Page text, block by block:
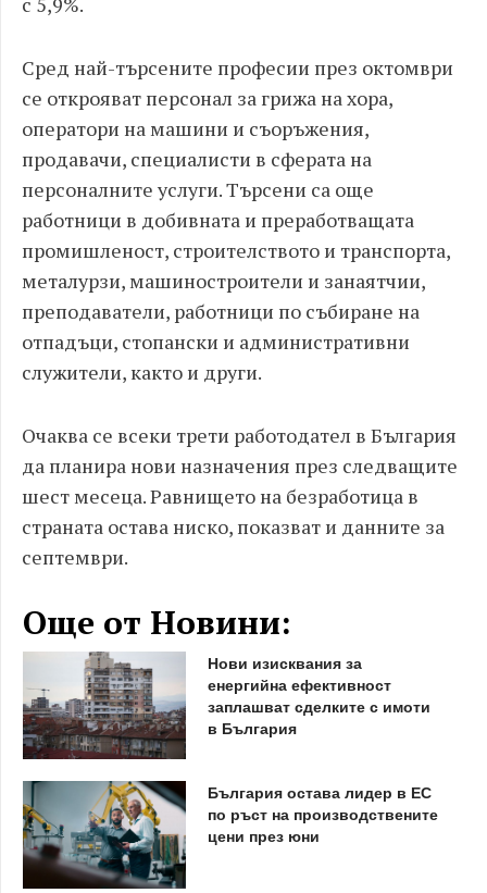
Сред най-търсените професии през октомври
се открояват персонал за грижа на хора,
оператори на машини и съоръжения,
продавачи, специалисти в сферата на
персоналните услуги. Търсени са още
работници в добивната и преработващата
промишленост, строителството и транспорта,
металурзи, машиностроители и занаятчии,
преподаватели, работници по събиране на
отпадъци, стопански и административни
служители, както и други.
Очаква се всеки трети работодател в България
да планира нови назначения през следващите
шест месеца. Равнището на безработица в
страната остава ниско, показват и данните за
септември.
Още от Новини:
Нови изисквания за
енергийна ефективност
заплашват сделките с имоти
в България
България остава лидер в ЕС
по ръст на производствените
цени през юни